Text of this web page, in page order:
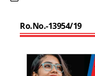
Ro.No.-13954/19